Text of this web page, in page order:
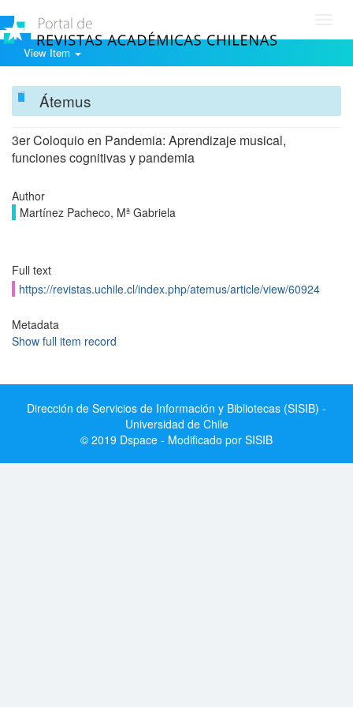
View Item
Átemus
3er Coloquio en Pandemia: Aprendizaje musical,
funciones cognitivas y pandemia
Author
Martínez Pacheco, Mª Gabriela
Full text
https://revistas.uchile.cl/index.php/atemus/article/view/60924
Metadata
Show full item record
Dirección de Servicios de Información y Bibliotecas (SISIB) -
Universidad de Chile
© 2019 Dspace - Modificado por SISIB